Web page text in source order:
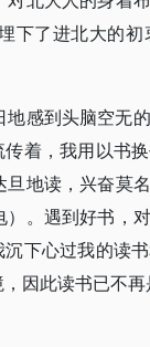
下了进北大的
地感到头脑空无
着，我用以书
地读，兴奋莫
）。遇到好书，
下心过我的读
此读书已不再